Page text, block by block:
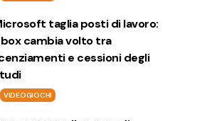
taglia posti di lavoro:
cambia volto tra
e cessioni degli
VIDEOGIOCHI